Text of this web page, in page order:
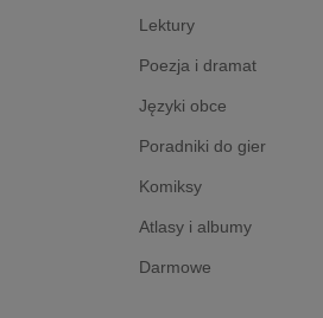
Lektury
Poezja i dramat
Języki obce
Poradniki do gier
Komiksy
Atlasy i albumy
Darmowe